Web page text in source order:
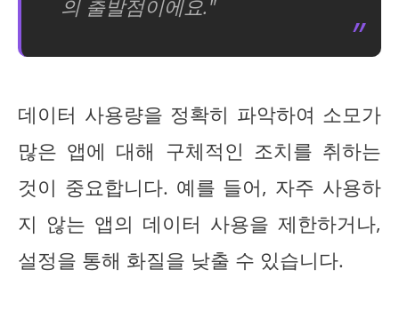
의 출발점이에요."
데이터 사용량을 정확히 파악하여 소모가
많은 앱에 대해 구체적인 조치를 취하는
것이 중요합니다. 예를 들어, 자주 사용하
지 않는 앱의 데이터 사용을 제한하거나,
설정을 통해 화질을 낮출 수 있습니다.